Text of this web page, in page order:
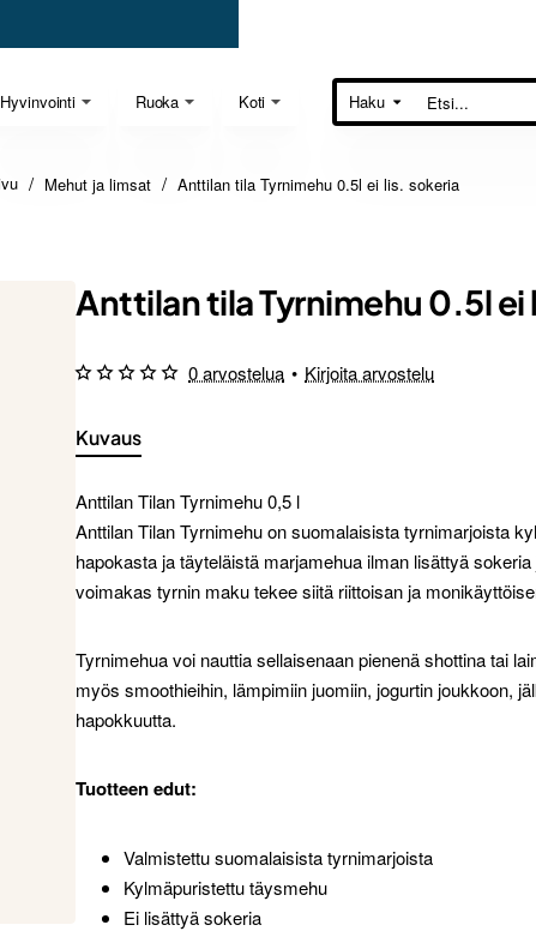
Hyvinvointi Ruoka Koti Haku
Etsi...
Mehut ja limsat Anttilan tila Tyrnimehu 0.5l ei lis. sokeria
Anttilan tila Tyrnimehu 0.5l ei
Kuvaus
Anttilan Tilan Tyrnimehu 0,5 l
Anttilan Tilan Tyrnimehu on suomalaisista tyrnimarjoista
hapokasta ja täyteläistä marjamehua ilman lisättyä
voimakas tyrnin maku tekee siitä riittoisan ja
Tyrnimehua voi nauttia sellaisenaan pienenä shottina tai
myös smoothieihin, lämpimiin juomiin, jogurtin joukkoon,
hapokkuutta.
Tuotteen edut:
Valmistettu suomalaisista tyrnimarjoista
Kylmäpuristettu täysmehu
Ei lisättyä sokeria
0 arvostelua • Kirjoita arvostelu